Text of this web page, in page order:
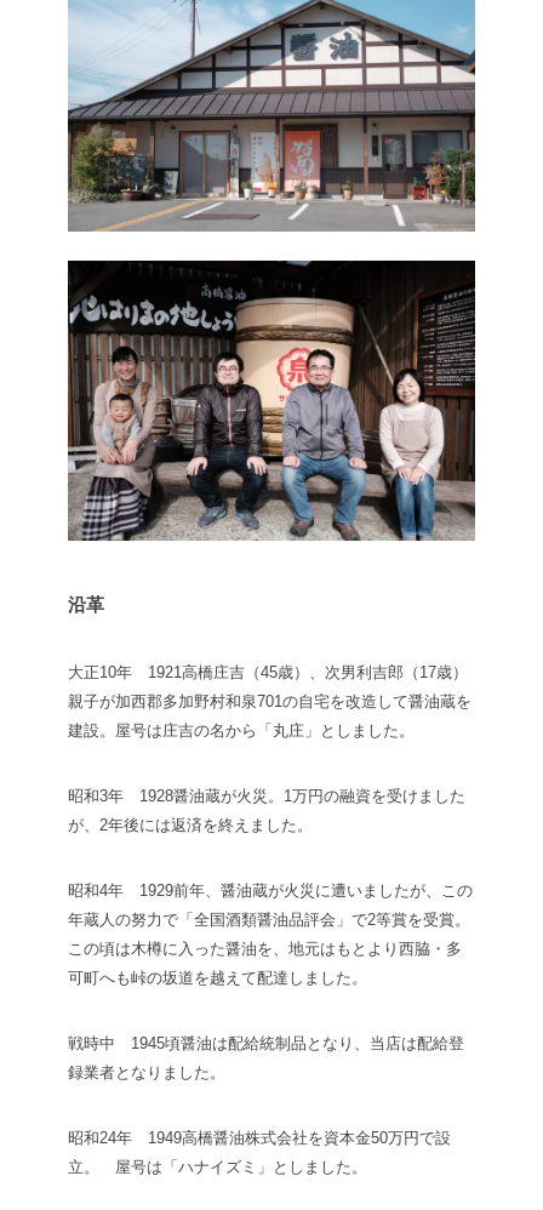
沿革
大正10年 1921高橋庄吉（45歳）、次男利吉郎（17歳）
親子が加西郡多加野村和泉701の自宅を改造して醤油蔵を
建設。屋号は庄吉の名から「丸庄」としました。
昭和3年 1928醤油蔵が火災。1万円の融資を受けました
が、2年後には返済を終えました。
昭和4年 1929前年、醤油蔵が火災に遭いましたが、この
年蔵人の努力で「全国酒類醤油品評会」で2等賞を受賞。
この頃は木樽に入った醤油を、地元はもとより西脇・多
可町へも峠の坂道を越えて配達しました。
戦時中 1945頃醤油は配給統制品となり、当店は配給登
録業者となりました。
昭和24年 1949高橋醤油株式会社を資本金50万円で設
立。 屋号は「ハナイズミ」としました。